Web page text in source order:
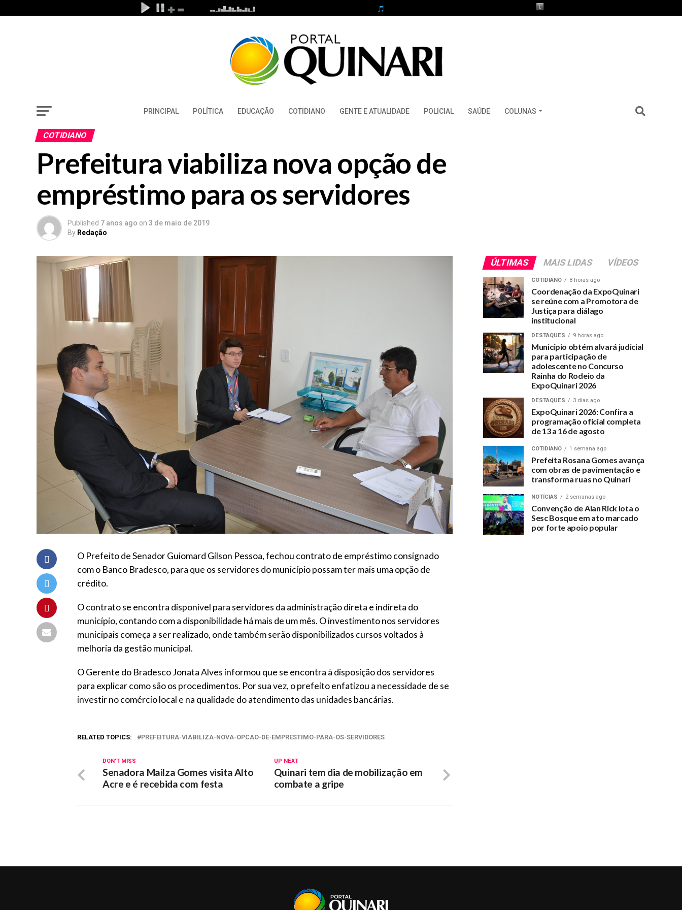
PRINCIPAL POLÍTICA EDUCAÇÃO COTIDIANO GENTE E ATUALIDADE POLICIAL SAÚDE COLUNAS
COTIDIANO
Prefeitura viabiliza nova opção de
empréstimo para os servidores
Published 7 anos ago on 3 de maio de 2019
By Redação
O Prefeito de Senador Guiomard Gilson Pessoa, fechou contrato de empréstimo consignado
com o Banco Bradesco, para que os servidores do município possam ter mais uma opção de
crédito.
O contrato se encontra disponível para servidores da administração direta e indireta do
município, contando com a disponibilidade há mais de um mês. O investimento nos servidores
municipais começa a ser realizado, onde também serão disponibilizados cursos voltados à
melhoria da gestão municipal.
O Gerente do Bradesco Jonata Alves informou que se encontra à disposição dos servidores
para explicar como são os procedimentos. Por sua vez, o prefeito enfatizou a necessidade de se
investir no comércio local e na qualidade do atendimento das unidades bancárias.
RELATED TOPICS: PREFEITURA-VIABILIZA-NOVA-OPCAO-DE-EMPRESTIMO-PARA-OS-SERVIDORES
UP NEXT
Quinari tem dia de mobilização em
combate a gripe
DON'T MISS
Senadora Mailza Gomes visita Alto
Acre e é recebida com festa
ÚLTIMAS MAIS LIDAS VÍDEOS
COTIDIANO 8 horas ago
Coordenação da ExpoQuinari
se reúne com a Promotora de
Justiça para diálago
institucional
DESTAQUES 9 horas ago
Município obtém alvará judicial
para participação de
adolescente no Concurso
Rainha do Rodeio da
ExpoQuinari 2026
DESTAQUES 3 dias ago
ExpoQuinari 2026: Confira a
programação oficial completa
de 13 a 16 de agosto
COTIDIANO 1 semana ago
Prefeita Rosana Gomes avança
com obras de pavimentação e
transforma ruas no Quinari
NOTÍCIAS 2 semanas ago
Convenção de Alan Rick lota o
Sesc Bosque em ato marcado
por forte apoio popular